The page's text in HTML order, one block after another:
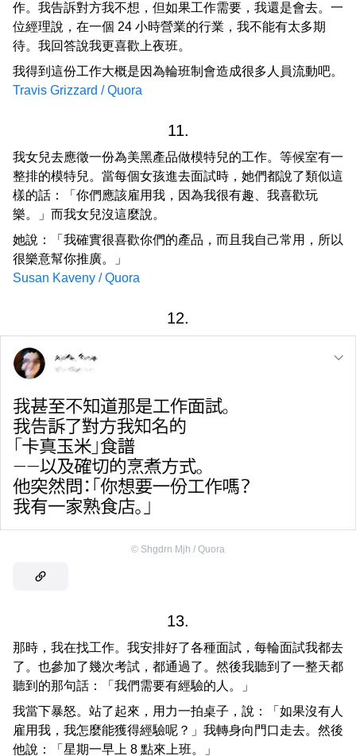
作。我告訴對方我不想，但如果工作需要，我還是會去。一
位經理說，在一個 24 小時營業的行業，我不能有太多期
待。我回答說我更喜歡上夜班。
我得到這份工作大概是因為輪班制會造成很多人員流動吧。
Travis Grizzard / Quora
11.
我女兒去應徵一份為美黑產品做模特兒的工作。等候室有一
整排的模特兒。當每個女孩進去面試時，她們都說了類似這
樣的話：「你們應該雇用我，因為我很有趣、我喜歡玩
樂。」而我女兒沒這麼說。
她說：「我確實很喜歡你們的產品，而且我自己常用，所以
很樂意幫你推廣。」
Susan Kaveny / Quora
12.
© Shgdrn Mjh / Quora
13.
那時，我在找工作。我安排好了各種面試，每輪面試我都去
了。也參加了幾次考試，都通過了。然後我聽到了一整天都
聽到的那句話：「我們需要有經驗的人。」
我當下暴怒。站了起來，用力一拍桌子，說：「如果沒有人
雇用我，我怎麼能獲得經驗呢？」我轉身向門口走去。然後
他說：「星期一早上 8 點來上班。」